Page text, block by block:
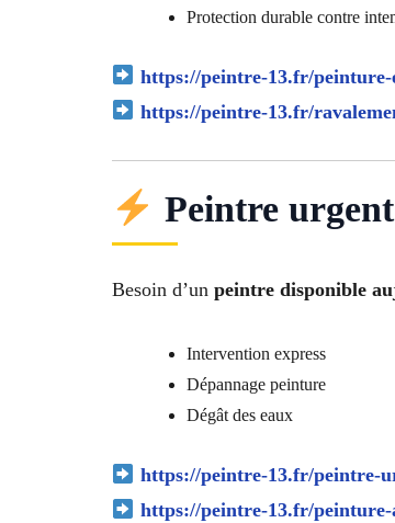
Protection durable contre
https://peintre-13.fr/peinture-
https://peintre-13.fr/
Peintre
Besoin d’un peintre disponible
Intervention express
Dépannage peinture
Dégât des eaux
https://peintre-13.fr/peintre-
https://peintre-13.fr/peinture-